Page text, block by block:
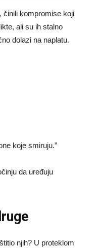
činili kompromise koji
ali su ih stalno
dolazi na naplatu.
koje smiruju.”
da uređuju
njih? U proteklom